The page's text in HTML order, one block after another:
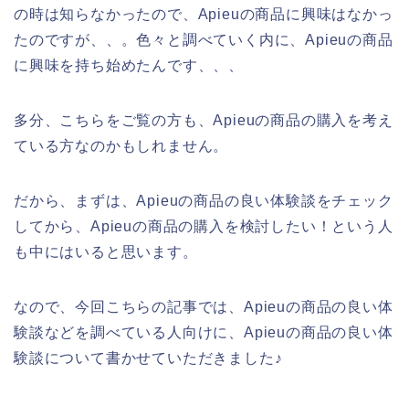
の時は知らなかったので、Apieuの商品に興味はなかっ
たのですが、、。色々と調べていく内に、Apieuの商品
に興味を持ち始めたんです、、、
多分、こちらをご覧の方も、Apieuの商品の購入を考え
ている方なのかもしれません。
だから、まずは、Apieuの商品の良い体験談をチェック
してから、Apieuの商品の購入を検討したい！という人
も中にはいると思います。
なので、今回こちらの記事では、Apieuの商品の良い体
験談などを調べている人向けに、Apieuの商品の良い体
験談について書かせていただきました♪